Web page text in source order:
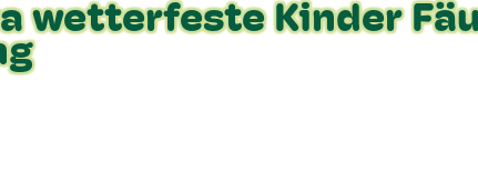
wetterfeste Kinder